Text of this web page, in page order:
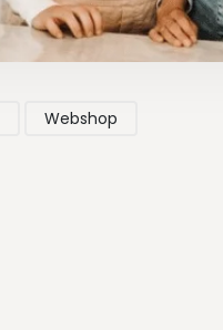
Webshop